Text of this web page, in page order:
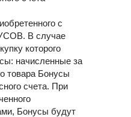
с
В случае
которого
начисленные за
товара Бонусы
счета. При
Бонусы будут